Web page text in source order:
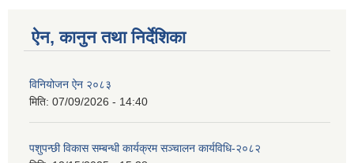
ऐन, कानुन तथा निर्देशिका
विनियोजन ऐन २०८३
मिति: 07/09/2026 - 14:40
पशुपन्छी विकास सम्बन्धी कार्यक्रम सञ्चालन कार्यविधि-२०८२